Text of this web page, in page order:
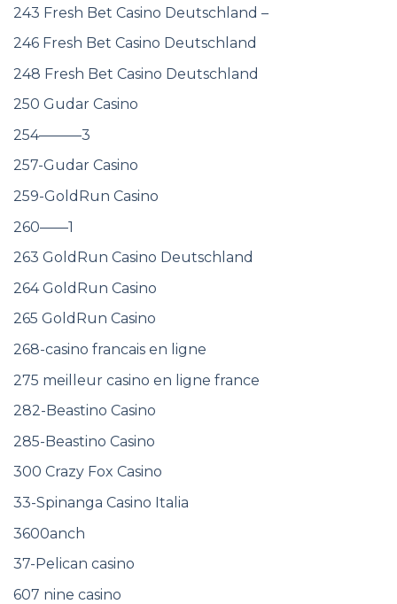
243 Fresh Bet Casino Deutschland –
246 Fresh Bet Casino Deutschland
248 Fresh Bet Casino Deutschland
250 Gudar Casino
254———3
257-Gudar Casino
259-GoldRun Casino
260——1
263 GoldRun Casino Deutschland
264 GoldRun Casino
265 GoldRun Casino
268-casino francais en ligne
275 meilleur casino en ligne france
282-Beastino Casino
285-Beastino Casino
300 Crazy Fox Casino
33-Spinanga Casino Italia
3600anch
37-Pelican casino
607 nine casino